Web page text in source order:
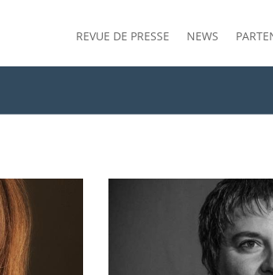
REVUE DE PRESSE NEWS